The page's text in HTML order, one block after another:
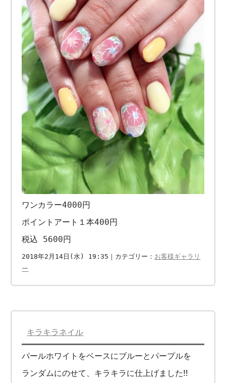
ワンカラー4000円
ポイントアート１本400円
税込 5600円
2018年2月14日(水) 19:35｜カテゴリー： お客様ギャラリ
ー
キラキラネイル
パールホワイトをベースにブルーとパープルを
ランダムにのせて、キラキラに仕上げました‼︎